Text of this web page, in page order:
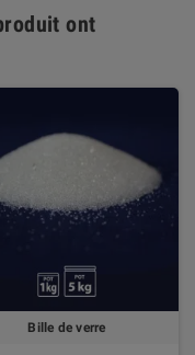
ont
Bille de verre